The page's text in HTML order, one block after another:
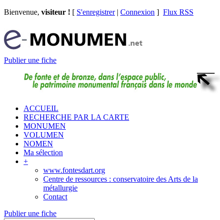
Bienvenue, visiteur ! [ S'enregistrer| Connexion ] Flux RSS
Publier une fiche
ACCUEIL
RECHERCHE PAR LA CARTE
MONUMEN
VOLUMEN
NOMEN
Ma sélection
+
www.fontesdart.org
Centre de ressources : conservatoire des Arts de la
métallurgie
Contact
Publier une fiche